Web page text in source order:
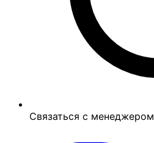
Связаться с менеджером